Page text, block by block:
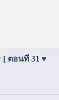
ตอนที่ 31 ♥